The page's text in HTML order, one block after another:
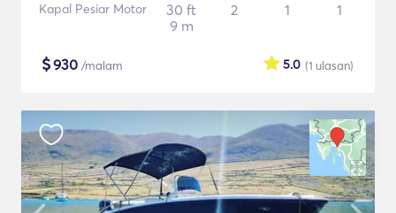
Kapal Pesiar Motor
30 ft
9 m
2 1 1
$930 /malam (1 ulasan)
5.0